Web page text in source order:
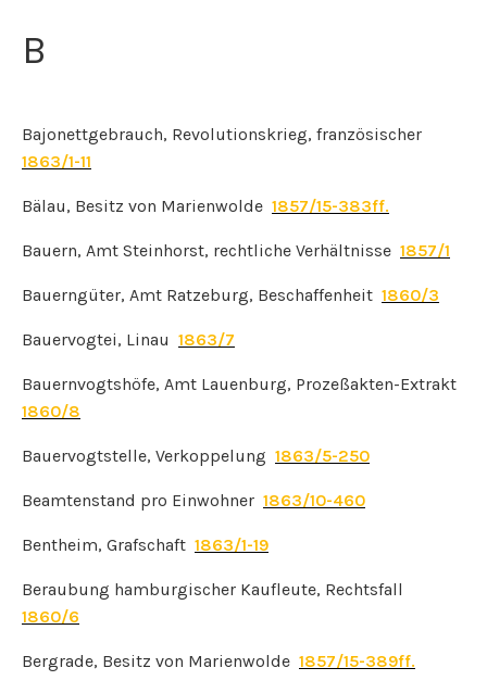
B
Bajonettgebrauch, Revolutionskrieg, französischer
1863/1-11
Bälau, Besitz von Marienwolde 1857/15-383ff.
Bauern, Amt Steinhorst, rechtliche Verhältnisse 1857/1
Bauerngüter, Amt Ratzeburg, Beschaffenheit 1860/3
Bauervogtei, Linau 1863/7
Bauernvogtshöfe, Amt Lauenburg, Prozeßakten-Extrakt
1860/8
Bauervogtstelle, Verkoppelung 1863/5-250
Beamtenstand pro Einwohner 1863/10-460
Bentheim, Grafschaft 1863/1-19
Beraubung hamburgischer Kaufleute, Rechtsfall
1860/6
Bergrade, Besitz von Marienwolde 1857/15-389ff.